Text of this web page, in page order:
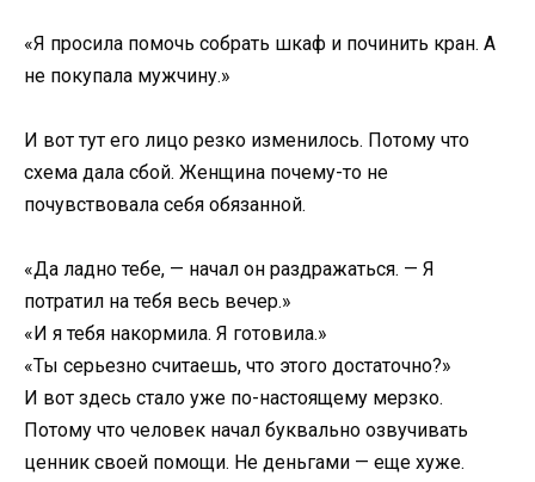
«Я просила помочь собрать шкаф и починить кран. А
не покупала мужчину.»
И вот тут его лицо резко изменилось. Потому что
схема дала сбой. Женщина почему-то не
почувствовала себя обязанной.
«Да ладно тебе, — начал он раздражаться. — Я
потратил на тебя весь вечер.»
«И я тебя накормила. Я готовила.»
«Ты серьезно считаешь, что этого достаточно?»
И вот здесь стало уже по-настоящему мерзко.
Потому что человек начал буквально озвучивать
ценник своей помощи. Не деньгами — еще хуже.